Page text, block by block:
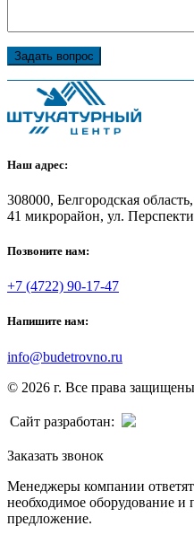
Задать вопрос
Наш адрес:
308000, Белгородская
41 микрорайон, ул.
Позвоните нам:
+7 (4722) 90-17-47
Напишите нам:
info@budetrovno.ru
© 2026 г. Все права
Сайт разработан:
Заказать звонок
Менеджеры компании
необходимое оборудование и
предложение.